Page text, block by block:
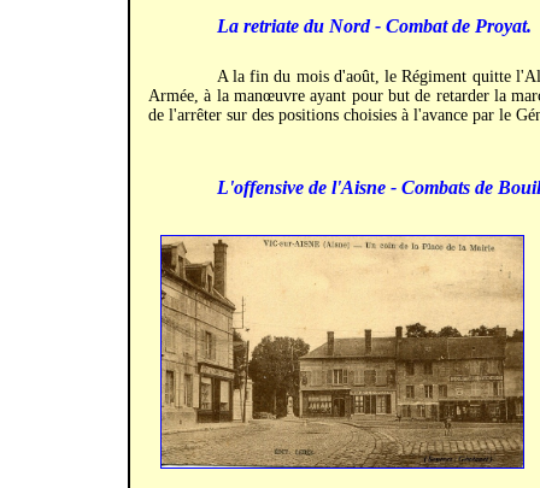
La retriate du Nord - Combat de Proyat.
A la fin du mois d'août, le Régiment quitte
Armée, à la manœuvre ayant pour but de retarder la
de l'arrêter sur des positions choisies à l'avance par le
L'offensive de l'Aisne - Combats de